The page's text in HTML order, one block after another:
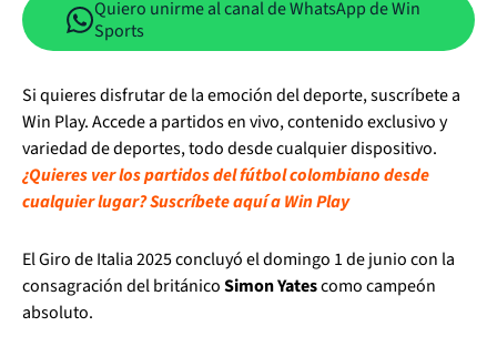
Quiero unirme al canal de WhatsApp de Win
Sports
Si quieres disfrutar de la emoción del deporte, suscríbete a
Win Play. Accede a partidos en vivo, contenido exclusivo y
variedad de deportes, todo desde cualquier dispositivo.
¿Quieres ver los partidos del fútbol colombiano desde
cualquier lugar? Suscríbete aquí a Win Play
El Giro de Italia 2025 concluyó el domingo 1 de junio con la
consagración del británicoSimon Yatescomo campeón
absoluto.